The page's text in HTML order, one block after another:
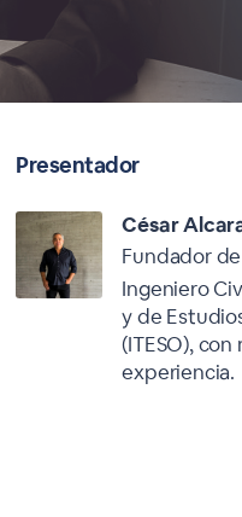
Presentador
César
Fundador
Ingeniero
y de
(ITESO),
experiencia.